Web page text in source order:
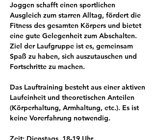
Joggen schafft einen sportlichen
Ausgleich zum starren Alltag, fördert die
Fitness des gesamten Körpers und bietet
eine gute Gelegenheit zum Abschalten.
Ziel der Laufgruppe ist es, gemeinsam
Spaß zu haben, sich auszutauschen und
Fortschritte zu machen.
Das Lauftraining besteht aus einer aktiven
Laufeinheit und theoretischen Anteilen
(Körperhaltung, Armhaltung, etc.). Es ist
keine Vorerfahrung notwendig.